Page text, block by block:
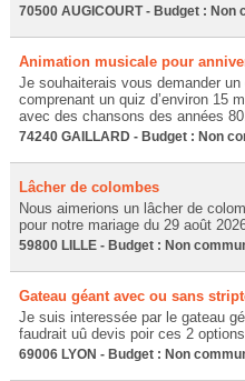
70500 AUGICOURT - Budget : Non
Animation musicale pour
Je souhaiterais vous demander
comprenant un quiz d’environ 15
avec des chansons des années
74240 GAILLARD - Budget : Non
Lâcher de colombes
Nous aimerions un lâcher de
pour notre mariage du 29 août
59800 LILLE - Budget : Non
Gateau géant avec ou sans
Je suis interessée par le gateau
faudrait uû devis poir ces 2
69006 LYON - Budget : Non